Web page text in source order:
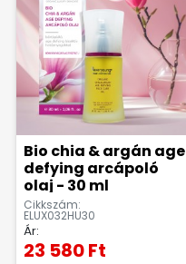
Bio chia & argán age
defying arcápoló
olaj - 30 ml
Cikkszám:
ELUX032HU30
Ár:
23 580 Ft